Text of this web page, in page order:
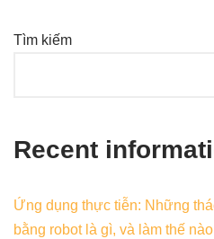
Tìm kiếm
Recent
Ứng dụng thực tiễn: Những
bằng robot là gì, và làm thế